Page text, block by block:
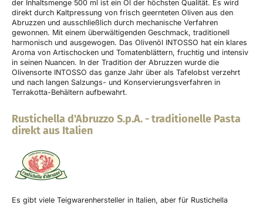
der Inhaltsmenge 500 ml ist ein Öl der höchsten Qualität. Es wird
direkt durch Kaltpressung von frisch geernteten Oliven aus den
Abruzzen und ausschließlich durch mechanische Verfahren
gewonnen. Mit einem überwältigenden Geschmack, traditionell
harmonisch und ausgewogen. Das Olivenöl INTOSSO hat ein klares
Aroma von Artischocken und Tomatenblättern, fruchtig und intensiv
in seinen Nuancen. In der Tradition der Abruzzen wurde die
Olivensorte INTOSSO das ganze Jahr über als Tafelobst verzehrt
und nach langen Salzungs- und Konservierungsverfahren in
Terrakotta-Behältern aufbewahrt.
Rustichella d'Abruzzo S.p.A.-traditionelle Pasta
direkt aus Italien
Es gibt viele Teigwarenhersteller in Italien, aber für Rustichella